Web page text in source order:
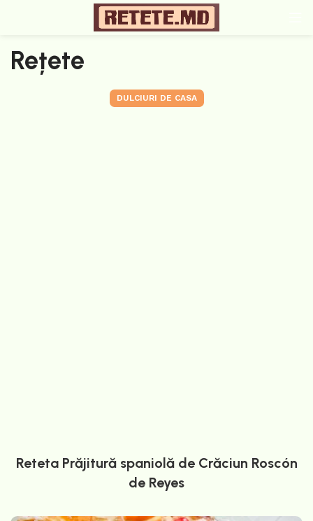
Rețete
DULCIURI DE CASA
Reteta Prăjitură spaniolă de Crăciun Roscón
de Reyes